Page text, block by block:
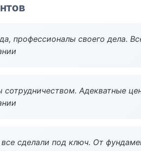
профессионалы своего дела.
сотрудничеством. Адекватные
сделали под ключ. От